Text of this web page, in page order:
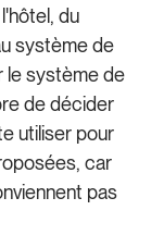
du
système de
le système de
de décider
utiliser pour
car
pas